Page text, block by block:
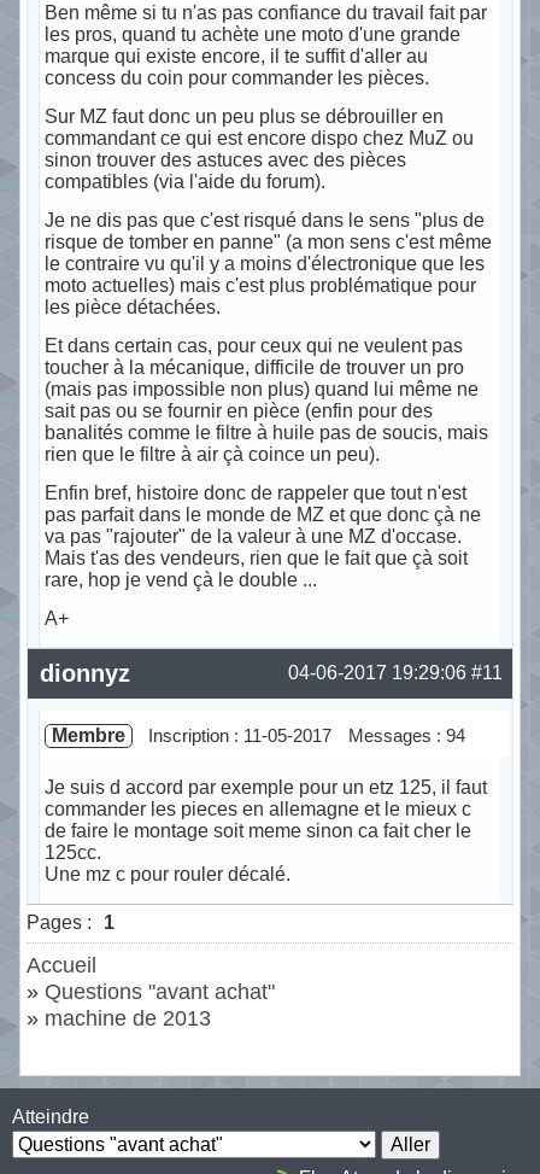
Ben même si tu n'as pas confiance du travail fait par
les pros, quand tu achète une moto d'une grande
marque qui existe encore, il te suffit d'aller au
concess du coin pour commander les pièces.
Sur MZ faut donc un peu plus se débrouiller en
commandant ce qui est encore dispo chez MuZ ou
sinon trouver des astuces avec des pièces
compatibles (via l'aide du forum).
Je ne dis pas que c'est risqué dans le sens "plus de
risque de tomber en panne" (a mon sens c'est même
le contraire vu qu'il y a moins d'électronique que les
moto actuelles) mais c'est plus problématique pour
les pièce détachées.
Et dans certain cas, pour ceux qui ne veulent pas
toucher à la mécanique, difficile de trouver un pro
(mais pas impossible non plus) quand lui même ne
sait pas ou se fournir en pièce (enfin pour des
banalités comme le filtre à huile pas de soucis, mais
rien que le filtre à air çà coince un peu).
Enfin bref, histoire donc de rappeler que tout n'est
pas parfait dans le monde de MZ et que donc çà ne
va pas "rajouter" de la valeur à une MZ d'occase.
Mais t'as des vendeurs, rien que le fait que çà soit
rare, hop je vend çà le double ...
A+
Hors ligne #11
04-06-2017 19:29:06
dionnyz
Membre Inscription : 11-05-2017 Messages : 94
Je suis d accord par exemple pour un etz 125, il faut
commander les pieces en allemagne et le mieux c
de faire le montage soit meme sinon ca fait cher le
125cc.
Une mz c pour rouler décalé.
Hors ligne
Pages : 1
Accueil
» Questions "avant achat"
» machine de 2013
Atteindre